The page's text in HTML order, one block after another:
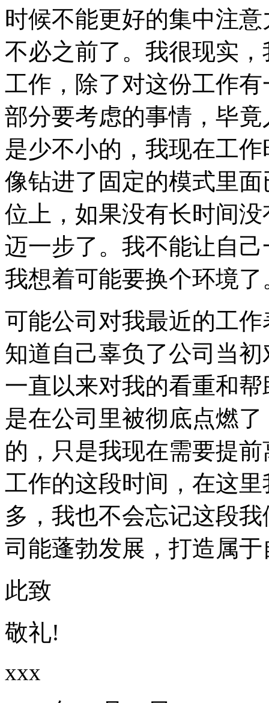
时候不能更好的集中注
不必之前了。我很现实
工作，除了对这份工作
部分要考虑的事情，毕
是少不小的，我现在工
像钻进了固定的模式里
位上，如果没有长时间
迈一步了。我不能让自
我想着可能要换个环境了
可能公司对我最近的工
知道自己辜负了公司当
一直以来对我的看重和
是在公司里被彻底点燃
的，只是我现在需要提
工作的这段时间，在这
多，我也不会忘记这段
司能蓬勃发展，打造属
此致
敬礼!
xxx